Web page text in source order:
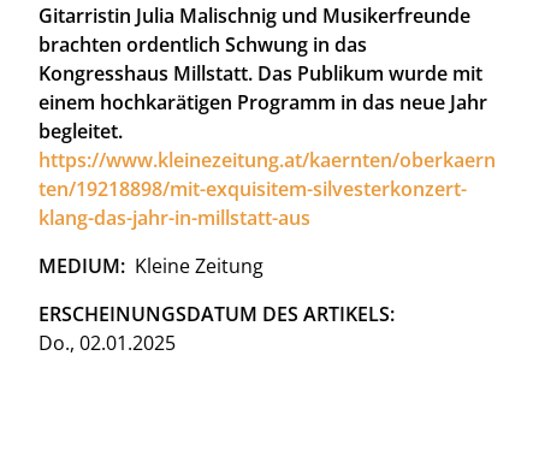
Gitarristin Julia Malischnig und Musikerfreunde
brachten ordentlich Schwung in das
Kongresshaus Millstatt. Das Publikum wurde mit
einem hochkarätigen Programm in das neue Jahr
begleitet.
https://www.kleinezeitung.at/kaernten/oberkaern
ten/19218898/mit-exquisitem-silvesterkonzert-
klang-das-jahr-in-millstatt-aus
MEDIUM
Kleine Zeitung
ERSCHEINUNGSDATUM DES ARTIKELS
Do., 02.01.2025